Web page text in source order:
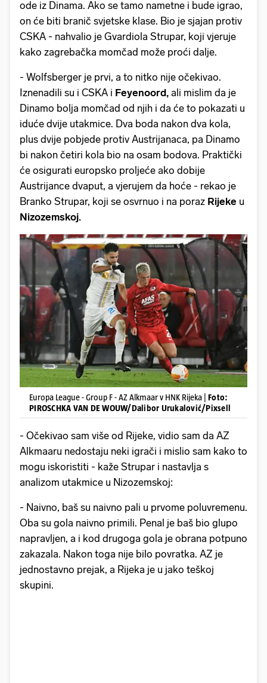
ode iz Dinama. Ako se tamo nametne i bude igrao,
on će biti branič svjetske klase. Bio je sjajan protiv
CSKA - nahvalio je Gvardiola Strupar, koji vjeruje
kako zagrebačka momčad može proći dalje.
- Wolfsberger je prvi, a to nitko nije očekivao.
Iznenadili su i CSKA i Feyenoord, ali mislim da je
Dinamo bolja momčad od njih i da će to pokazati u
iduće dvije utakmice. Dva boda nakon dva kola,
plus dvije pobjede protiv Austrijanaca, pa Dinamo
bi nakon četiri kola bio na osam bodova. Praktički
će osigurati europsko proljeće ako dobije
Austrijance dvaput, a vjerujem da hoće - rekao je
Branko Strupar, koji se osvrnuo i na poraz Rijeke u
Nizozemskoj.
Europa League - Group F - AZ Alkmaar v HNK Rijeka | Foto:
PIROSCHKA VAN DE WOUW/Dalibor Urukalović/Pixsell
- Očekivao sam više od Rijeke, vidio sam da AZ
Alkmaaru nedostaju neki igrači i mislio sam kako to
mogu iskoristiti - kaže Strupar i nastavlja s
analizom utakmice u Nizozemskoj:
- Naivno, baš su naivno pali u prvome poluvremenu.
Oba su gola naivno primili. Penal je baš bio glupo
napravljen, a i kod drugoga gola je obrana potpuno
zakazala. Nakon toga nije bilo povratka. AZ je
jednostavno prejak, a Rijeka je u jako teškoj
skupini.